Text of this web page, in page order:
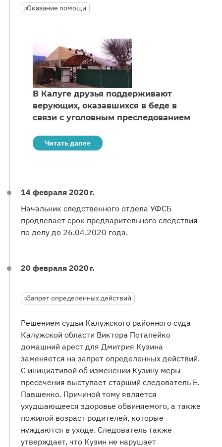
Оказание помощи
В Калуге друзья поддерживают
верующих, оказавшихся в беде в
связи с уголовным преследованием
Читать далее
14 февраля 2020 г.
Начальник следственного отдела УФСБ
продлевает срок предварительного следствия
по делу до 26.04.2020 года.
20 февраля 2020 г.
Запрет определенных действий
Решением судьи Калужского районного суда
Калужской области Виктора Потапейко
домашний арест для Дмитрия Кузина
заменяется на запрет определенных действий.
С инициативой об изменении Кузину меры
пресечения выступает старший следователь Е.
Павшенко. Причиной тому является
ухудшающееся здоровье обвиняемого, а также
пожилой возраст родителей, которые
нуждаются в уходе. Следователь также
утверждает, что Кузин не нарушает